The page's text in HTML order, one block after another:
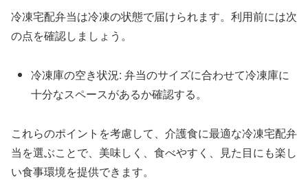
冷凍宅配弁当は冷凍の状態で届けられます。利用前には次
の点を確認しましょう。
冷凍庫の空き状況: 弁当のサイズに合わせて冷凍庫に
十分なスペースがあるか確認する。
これらのポイントを考慮して、介護食に最適な冷凍宅配弁
当を選ぶことで、美味しく、食べやすく、見た目にも楽し
い食事環境を提供できます。